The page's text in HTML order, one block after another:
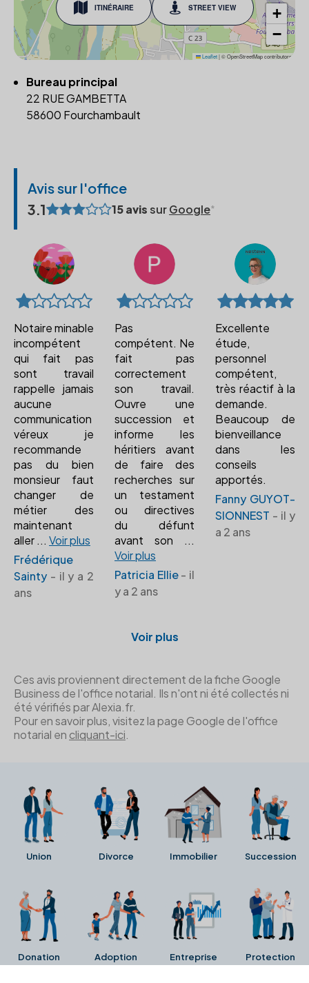
ITINÉRAIRE STREET VIEW
+
−
Leaflet|© OpenStreetMap contributors
Bureau principal
22 RUE GAMBETTA
58600 Fourchambault
Avis sur l'office
3.1
15 avissurGoogle
Notaire minable
incompétent
qui fait pas
sont travail
rappelle jamais
aucune
communication
véreux je
recommande
pas du bien
monsieur faut
changer de
métier des
maintenant
aller ... Voir plus
Frédérique
Sainty - il y a 2
ans
Pas
compétent. Ne
fait pas
correctement
son travail.
Ouvre une
succession et
informe les
héritiers avant
de faire des
recherches sur
un testament
ou directives
du défunt
avant son ...
Voir plus
Patricia Ellie- il
y a 2 ans
Excellente
étude,
personnel
compétent,
très réactif à la
demande.
Beaucoup de
bienveillance
dans les
conseils
apportés.
Fanny GUYOT-
SIONNEST - il y
a 2 ans
Voir plus
Ces avis proviennent directement de la fiche Google
Business de l'office notarial. Ils n'ont ni été collectés ni
été vérifiés par Alexia.fr.
Pour en savoir plus, visitez la page Google de l'office
notarial en cliquant-ici.
Union Divorce Immobilier Succession
Donation Adoption Entreprise Protection